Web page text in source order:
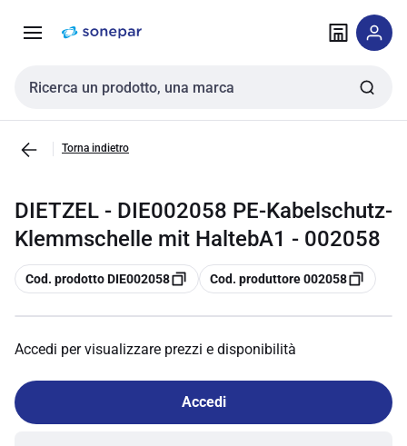
navigazione alla
Cerca input
Torna indietro
DIETZEL - DIE002058 PE-Kabelschutz-
Klemmschelle mit HaltebA1 - 002058
copia
Cod. prodotto DIE002058 copia
Cod. produttore 002058
Accedi per visualizzare prezzi e disponibilità
Accedi